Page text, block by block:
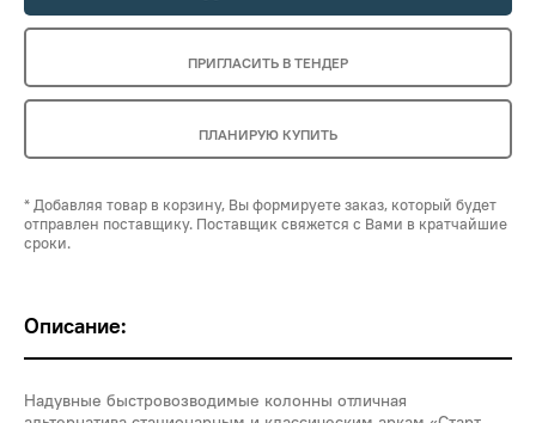
ПРИГЛАСИТЬ В ТЕНДЕР
ПЛАНИРУЮ КУПИТЬ
* Добавляя товар в корзину, Вы формируете заказ, который будет
отправлен поставщику. Поставщик свяжется с Вами в кратчайшие
сроки.
Описание:
Надувные быстровозводимые колонны отличная